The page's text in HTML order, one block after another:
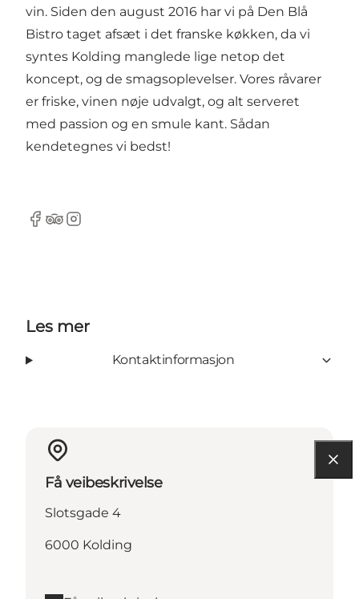
vin. Siden den august 2016 har vi på Den Blå
Bistro taget afsæt i det franske køkken, da vi
syntes Kolding manglede lige netop det
koncept, og de smagsoplevelser. Vores råvarer
er friske, vinen nøje udvalgt, og alt serveret
med passion og en smule kant. Sådan
kendetegnes vi bedst!
Facebook
TripAdvisor
Instagram
Les mer
Kontaktinformasjon
Få veibeskrivelse
Slotsgade 4
6000 Kolding